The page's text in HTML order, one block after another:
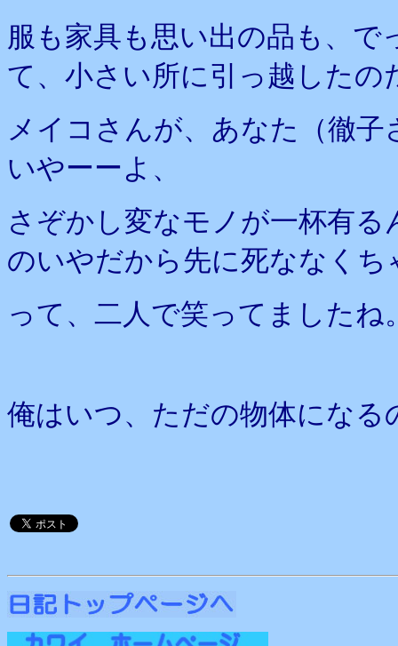
服も家具も思い出の品も、
て、小さい所に引っ越したの
メイコさんが、あなた（徹
いやーーよ、
さぞかし変なモノが一杯有
のいやだから先に死ななくち
って、二人で笑ってましたね
俺はいつ、ただの物体になる